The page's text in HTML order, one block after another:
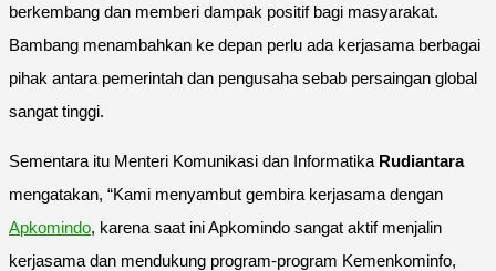
berkembang dan memberi dampak positif bagi masyarakat.
Bambang menambahkan ke depan perlu ada kerjasama berbagai
pihak antara pemerintah dan pengusaha sebab persaingan global
sangat tinggi.
Sementara itu Menteri Komunikasi dan Informatika Rudiantara
mengatakan, “Kami menyambut gembira kerjasama dengan
Apkomindo, karena saat ini Apkomindo sangat aktif menjalin
kerjasama dan mendukung program-program Kemenkominfo,